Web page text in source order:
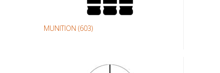
MUNITION (603)